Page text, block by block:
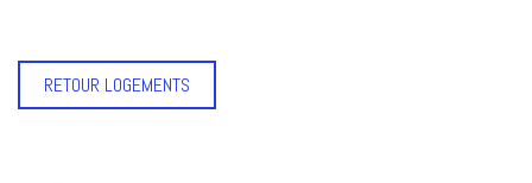
RETOUR LOGEMENTS